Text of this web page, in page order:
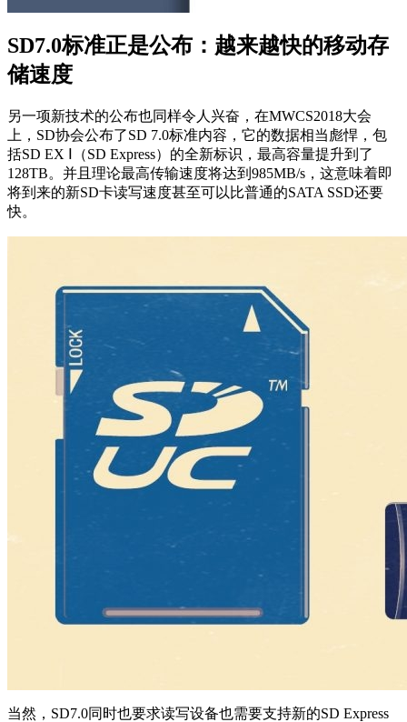
SD7.0标准正是公布：越来越快的移动存
储速度
另一项新技术的公布也同样令人兴奋，在MWCS2018大会
上，SD协会公布了SD 7.0标准内容，它的数据相当彪悍，包
括SD EX Ⅰ（SD Express）的全新标识，最高容量提升到了
128TB。并且理论最高传输速度将达到985MB/s，这意味着即
将到来的新SD卡读写速度甚至可以比普通的SATA SSD还要
快。
当然，SD7.0同时也要求读写设备也需要支持新的SD Express